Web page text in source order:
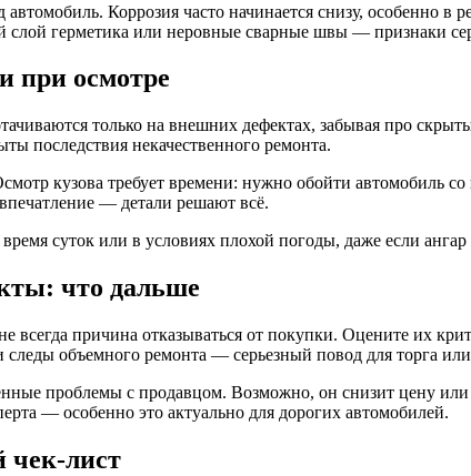
автомобиль. Коррозия часто начинается снизу,
слой герметика или неровные сварные швы — признаки
при осмотре
только на внешних дефектах, забывая про
последствия некачественного ремонта.
кузова требует времени: нужно обойти автомобиль
— детали решают всё.
суток или в условиях плохой погоды, даже если
что дальше
причина отказываться от покупки. Оцените их
объемного ремонта — серьезный повод для торга или
проблемы с продавцом. Возможно, он снизит цену
— особенно это актуально для дорогих автомобилей.
чек-лист